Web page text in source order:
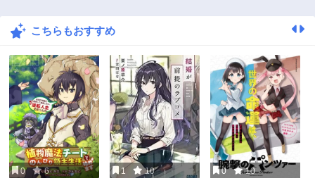
こちらもおすすめ
0 6 1 10 0 10